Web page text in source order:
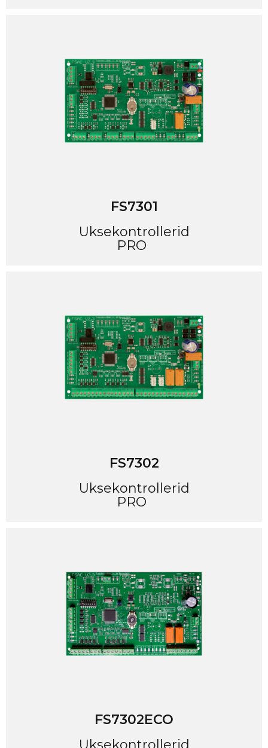
FS7301
Uksekontrollerid
PRO
FS7302
Uksekontrollerid
PRO
FS7302ECO
Uksekontrollerid